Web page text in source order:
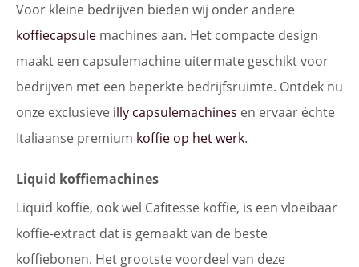
Voor kleine bedrijven bieden wij onder andere
koffiecapsule machines aan. Het compacte design
maakt een capsulemachine uitermate geschikt voor
bedrijven met een beperkte bedrijfsruimte. Ontdek nu
onze exclusieve illy capsulemachines en ervaar échte
Italiaanse premium koffie op het werk.
Liquid koffiemachines
Liquid koffie, ook wel Cafitesse koffie, is een vloeibaar
koffie-extract dat is gemaakt van de beste
koffiebonen. Het grootste voordeel van deze